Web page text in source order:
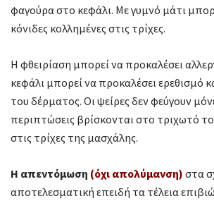
φαγούρα στο κεφάλι. Με γυμνό μάτι
κόνιδες κολλημένες στις τρίχες.
Η φθειρίαση μπορεί να προκαλέσει
κεφάλι μπορεί να προκαλέσει ερεθισμό
του δέρματος. Οι ψείρες δεν φεύγουν
περιπτώσεις βρίσκονται στο τριχωτό
στις τρίχες της μασχάλης.
Η απεντόμωση (όχι απολύμανση) στα
αποτελεσματική επειδή τα τέλεια